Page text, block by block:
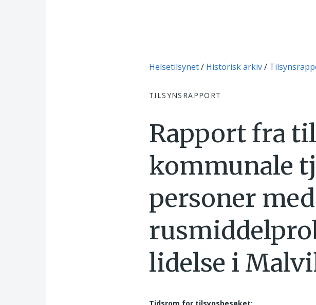
Du er her:
Helsetilsynet Historisk arkiv
TILSYNSRAPPORT
Rapport fra
kommunale
personer
lidelse i